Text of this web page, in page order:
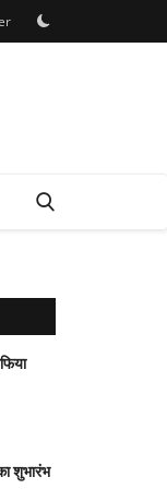
शुभारंभ